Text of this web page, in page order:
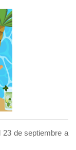
de septiembre a